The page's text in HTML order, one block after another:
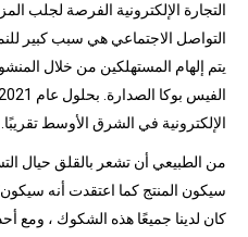
التجارة الإلكترونية الفرصة لجلب
التواصل الاجتماعي هي سبب كبير
يتم إلهام المستهلكين من خلال
الإلكترونية في الشرق الأوسط تقريبًا.
من الطبيعي أن تشعر بالقلق حيال
سيكون المنتج كما اعتقدت أنه
كان لدينا جميعًا هذه الشكوك ، ومع